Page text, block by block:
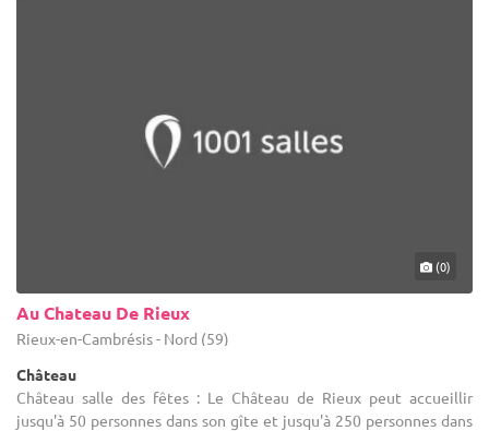
(0)
Au Chateau De Rieux
Rieux-en-Cambrésis - Nord (59)
Château
Château salle des fêtes : Le Château de Rieux peut accueillir
jusqu'à 50 personnes dans son gîte et jusqu'à 250 personnes dans